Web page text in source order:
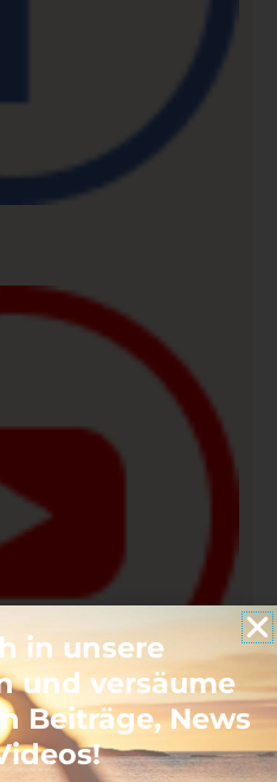
in unsere
und versäume
Beiträge, News